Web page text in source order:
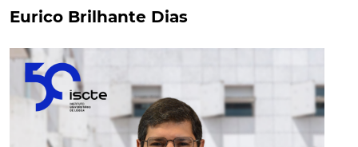
Eurico Brilhante Dias